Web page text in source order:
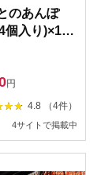
のあんぽ
入り)×10
干し柿 柿
子 名産 お
美味しい 人
ト 贈答 送
】
円
4.8 （4件）
4サイトで掲載中